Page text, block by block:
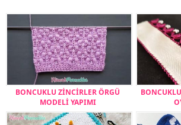
BONCUKLU ZİNCİRLER ÖRGÜ
MODELİ YAPIMI